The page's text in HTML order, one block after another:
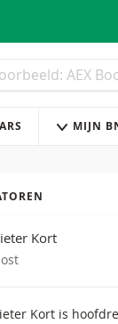
MIJN
Kort
Kort is